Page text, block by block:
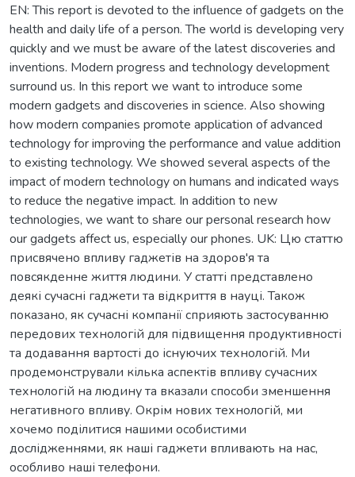
EN: This report is devoted to the influence of gadgets on the
health and daily life of a person. The world is developing very
quickly and we must be aware of the latest discoveries and
inventions. Modern progress and technology development
surround us. In this report we want to introduce some
modern gadgets and discoveries in science. Also showing
how modern companies promote application of advanced
technology for improving the performance and value addition
to existing technology. We showed several aspects of the
impact of modern technology on humans and indicated ways
to reduce the negative impact. In addition to new
technologies, we want to share our personal research how
our gadgets affect us, especially our phones. UK: Цю статтю
присвячено впливу гаджетів на здоров'я та
повсякденне життя людини. У статті представлено
деякі сучасні гаджети та відкриття в науці. Також
показано, як сучасні компанії сприяють застосуванню
передових технологій для підвищення продуктивності
та додавання вартості до існуючих технологій. Ми
продемонстрували кілька аспектів впливу сучасних
технологій на людину та вказали способи зменшення
негативного впливу. Окрім нових технологій, ми
хочемо поділитися нашими особистими
дослідженнями, як наші гаджети впливають на нас,
особливо наші телефони.